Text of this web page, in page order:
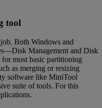
tool
Both Windows and
Management and Disk
most basic partitioning
as merging or resizing
software like MiniTool
suite of tools. For this